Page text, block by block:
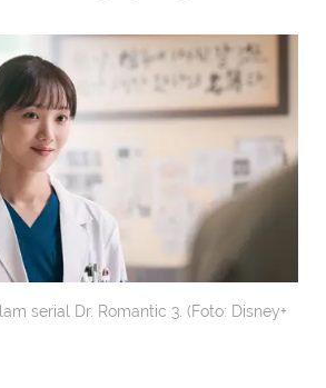
serial Dr. Romantic 3. (Foto: Disney+